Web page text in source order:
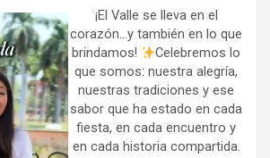
¡El Valle se lleva en el
corazón…y también en lo que
brindamos!
Celebremos lo
que somos: nuestra alegría,
nuestras tradiciones y ese
sabor que ha estado en cada
fiesta, en cada encuentro y
en cada historia compartida.